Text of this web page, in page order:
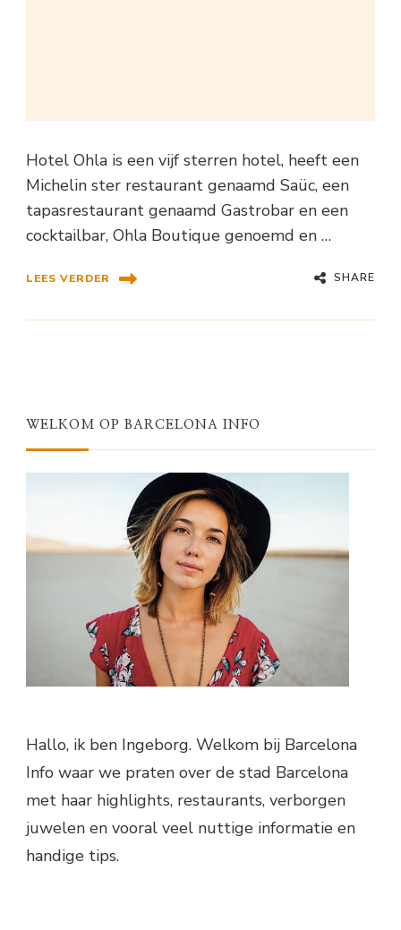
Hotel Ohla is een vijf sterren hotel, heeft een
Michelin ster restaurant genaamd Saüc, een
tapasrestaurant genaamd Gastrobar en een
cocktailbar, Ohla Boutique genoemd en …
LEES VERDER SHARE
WELKOM OP BARCELONA INFO
Hallo, ik ben Ingeborg. Welkom bij Barcelona
Info waar we praten over de stad Barcelona
met haar highlights, restaurants, verborgen
juwelen en vooral veel nuttige informatie en
handige tips.